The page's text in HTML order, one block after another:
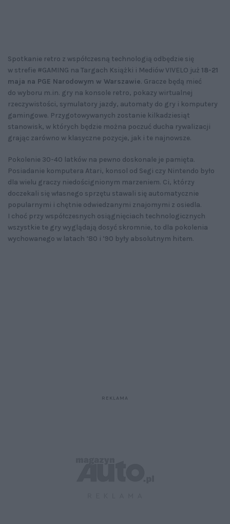
Spotkanie retro z współczesną technologią odbędzie się
w strefie #GAMING na Targach Książki i Mediów VIVELO już 18-21
maja na PGE Narodowym w Warszawie. Gracze będą mieć
do wyboru m.in. gry na konsole retro, pokazy wirtualnej
rzeczywistości, symulatory jazdy, automaty do gry i komputery
gamingowe. Przygotowywanych zostanie kilkadziesiąt
stanowisk, w których będzie można poczuć ducha rywalizacji
grając zarówno w klasyczne pozycje, jak i te najnowsze.
Pokolenie 30-40 latków na pewno doskonale je pamięta.
Posiadanie komputera Atari, konsol od Segi czy Nintendo było
dla wielu graczy niedoścignionym marzeniem. Ci, którzy
doczekali się własnego sprzętu stawali się automatycznie
popularnymi i chętnie odwiedzanymi znajomymi z osiedla.
I choć przy współczesnych osiągnięciach technologicznych
wszystkie te gry wyglądają dosyć skromnie, to dla pokolenia
wychowanego w latach ‘80 i ‘90 były absolutnym hitem.